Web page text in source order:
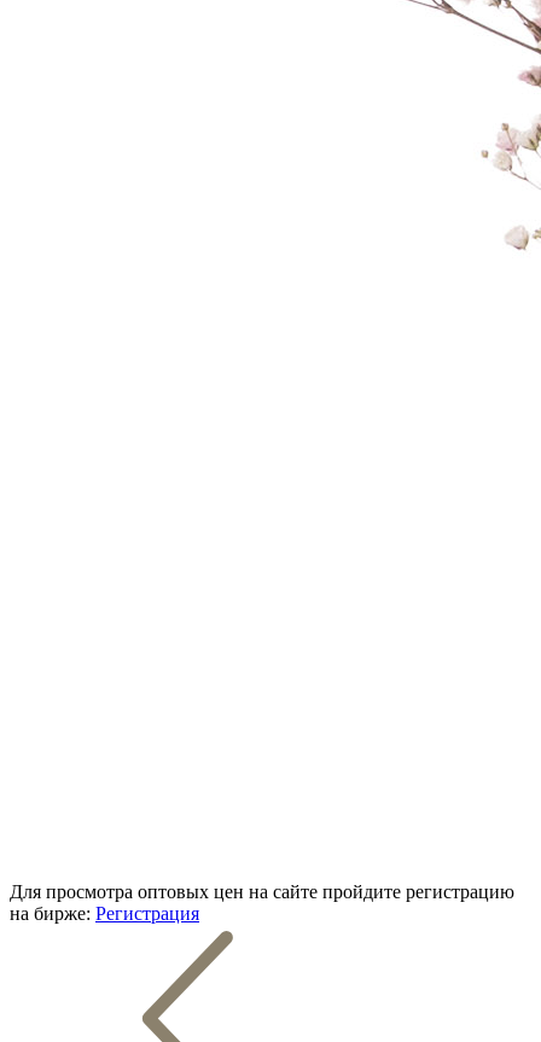
Для просмотра оптовых цен на сайте пройдите регистрацию
на бирже: Регистрация